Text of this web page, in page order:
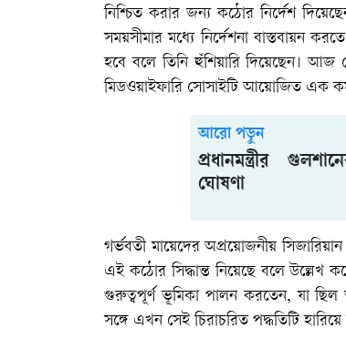
নিশ্চিত করার জন্য কঠোর নির্দেশ
সময়সীমার মধ্যে নির্দেশনা বাস্তবায়ন
হবে বলে তিনি হুঁশিয়ারি দিয়েছেন।
মিডওয়াইফারি সোসাইটি আয়োজিত এক
আরো পড়ুন
প্রধানমন্ত্রীর
ঘোষণা
গর্ভবতী মায়েদের অপ্রয়োজনীয়
এই কঠোর সিদ্ধান্ত নিয়েছে বলে উল্লেখ
গুরুত্বপূর্ণ ভূমিকা পালন করতেন, যা ছিল
সঙ্গে এখন সেই চিরাচরিত পদ্ধতিটি